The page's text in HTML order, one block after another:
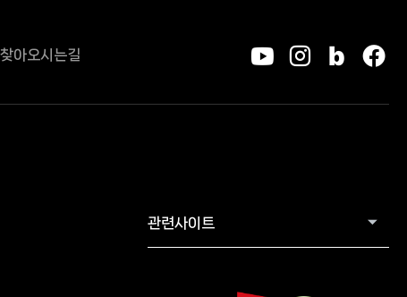
찾아오시는길
유튜브인스타그
블로그
페
관련사이트